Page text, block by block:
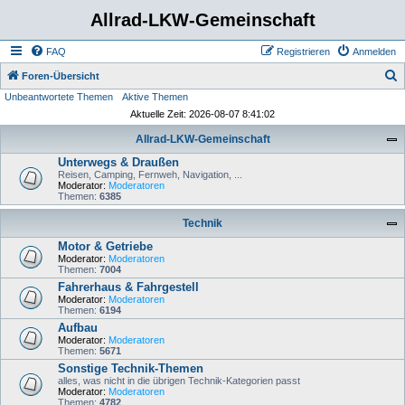
Allrad-LKW-Gemeinschaft
FAQ Anmelden
Registrieren
Foren-Übersicht
Unbeantwortete Themen
Aktive Themen
Aktuelle Zeit: 2026-08-07 8:41:02
Allrad-LKW-Gemeinschaft
Unterwegs & Draußen
Reisen, Camping, Fernweh, Navigation, ...
Moderator: Moderatoren
Themen: 6385
Technik
Motor & Getriebe
Moderator: Moderatoren
Themen: 7004
Fahrerhaus & Fahrgestell
Moderator: Moderatoren
Themen: 6194
Aufbau
Moderator: Moderatoren
Themen: 5671
Sonstige Technik-Themen
alles, was nicht in die übrigen Technik-Kategorien passt
Moderator: Moderatoren
Themen: 4782